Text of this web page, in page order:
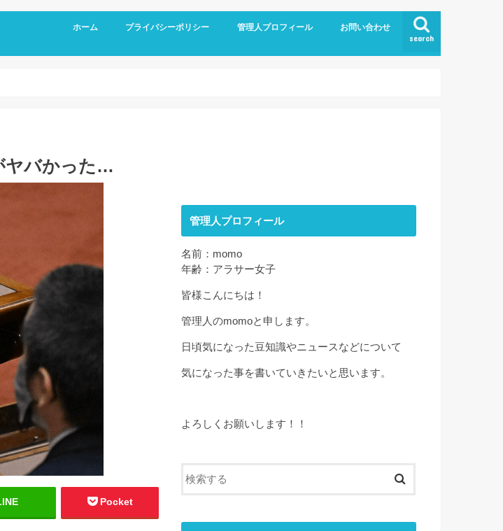
search
ホーム プライバシーポリシー 管理人プロフィール お問い合わせ
ヤバかった…
Pocket
管理人プロフィール
名前：momo
年齢：アラサー女子
皆様こんにちは！
管理人のmomoと申します。
日頃気になった豆知識やニュースなどについて
気になった事を書いていきたいと思います。
よろしくお願いします！！